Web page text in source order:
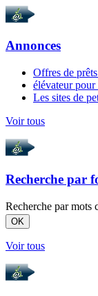
Annonces
Offres de
élévateur
Les sites de
Voir tous
Recherche par
Recherche par mots
OK
Voir tous